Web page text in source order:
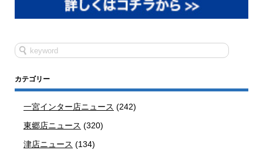
カテゴリー
一宮インター店ニュース (242)
東郷店ニュース (320)
津店ニュース (134)